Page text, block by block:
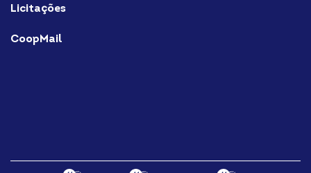
Licitações
CoopMail